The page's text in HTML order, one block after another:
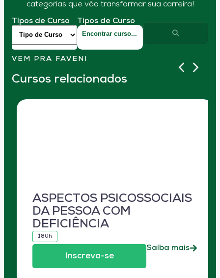
categorias que vão transformar sua carreira!
Tipos de Curso Tipos de Curso
VEM PRA FAVENI
Cursos relacionados
ASPECTOS PSICOSSOCIAIS
DA PESSOA COM
DEFICIÊNCIA
180h
Inscreva-se
Saiba mais